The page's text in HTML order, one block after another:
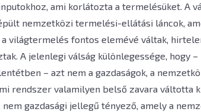
ami korlátozta a termelésüket. A
nemzetközi termelési-ellátási láncok,
világtermelés fontos elemévé váltak,
A jelenlegi válság különlegessége, hogy
– azt nem a gazdaságok, a
rendszer valamilyen belső zavara váltotta
nem gazdasági jellegű tényező, amely a